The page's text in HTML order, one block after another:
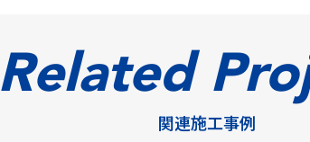
Related
関連施工事例